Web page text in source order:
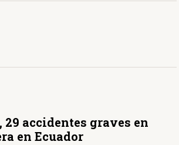
29 accidentes graves en
en Ecuador